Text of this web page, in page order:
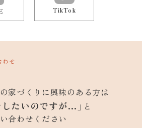
TikTok
わせ
家づくりに興味のある方は
したいのですが…」 と
合わせください